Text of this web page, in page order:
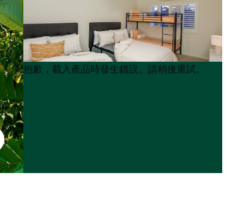
Product
List
Product
List
抱歉，載入產品時發生錯誤。請稍後重試。